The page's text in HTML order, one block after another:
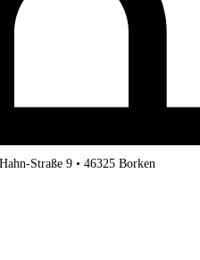
Straße 9 • 46325 Borken